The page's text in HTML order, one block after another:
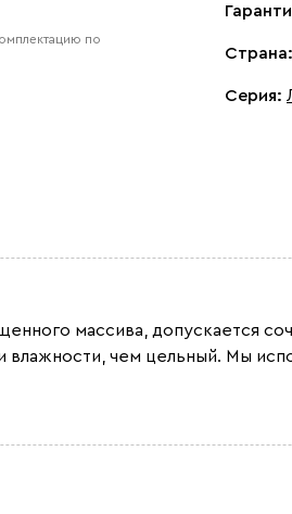
по
Страна:
Серия:
массива, допускается
чем цельный. Мы